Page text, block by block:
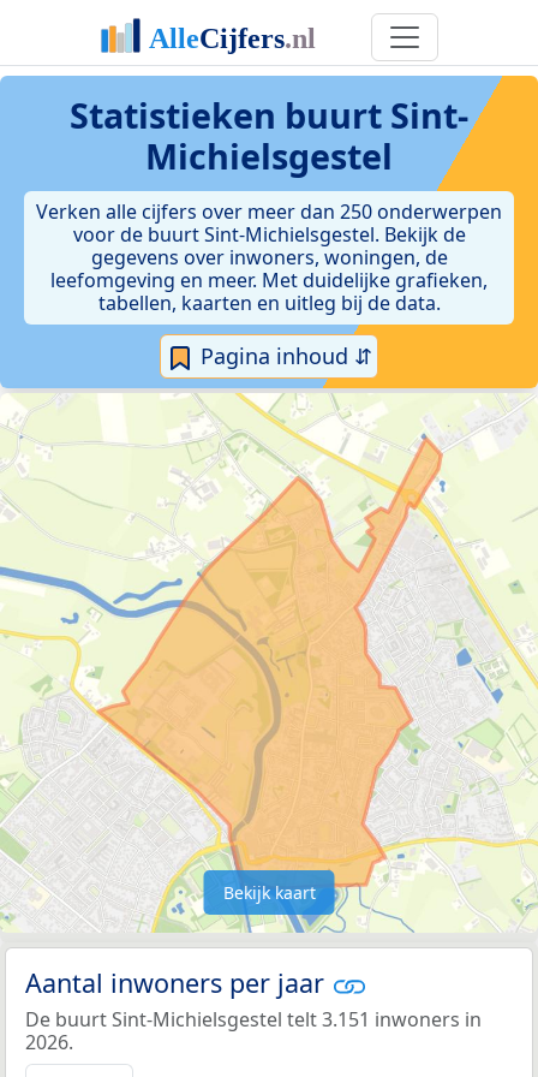
Statistieken buurt Sint-
Michielsgestel
Verken alle cijfers over meer dan 250 onderwerpen
voor de buurt Sint-Michielsgestel. Bekijk de
gegevens over inwoners, woningen, de
leefomgeving en meer. Met duidelijke grafieken,
tabellen, kaarten en uitleg bij de data.
Pagina inhoud ⇵
Bekijk kaart
Aantal inwoners per jaar
De buurt Sint-Michielsgestel telt 3.151 inwoners in
2026.